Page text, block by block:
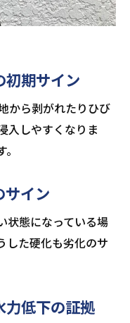
初期サイン
から剥がれたりひび
入しやすくなりま
サイン
状態になっている場
した硬化も劣化のサ
力低下の証拠